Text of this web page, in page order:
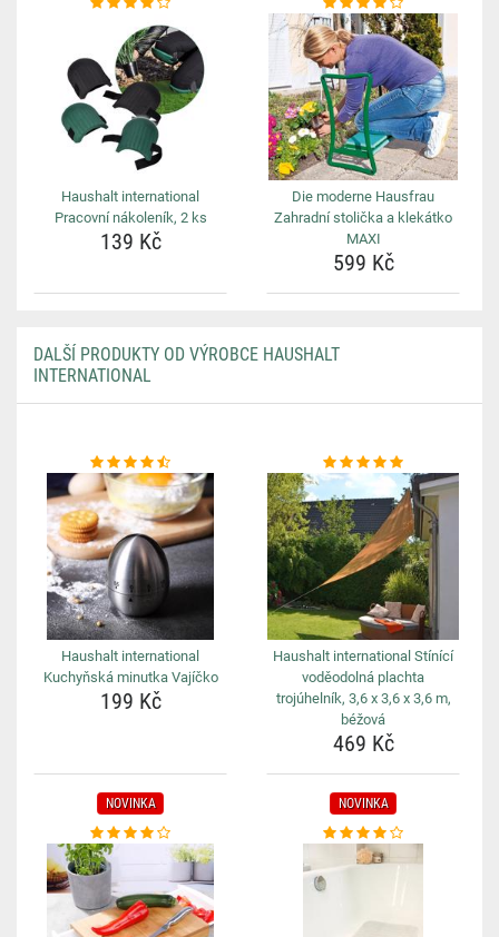
Haushalt international
Pracovní nákoleník, 2 ks
139 Kč
Die moderne Hausfrau
Zahradní stolička a klekátko
MAXI
599 Kč
DALŠÍ PRODUKTY OD VÝROBCE HAUSHALT
INTERNATIONAL
Haushalt international
Kuchyňská minutka Vajíčko
199 Kč
Haushalt international Stínící
voděodolná plachta
trojúhelník, 3,6 x 3,6 x 3,6 m,
béžová
469 Kč
NOVINKA NOVINKA